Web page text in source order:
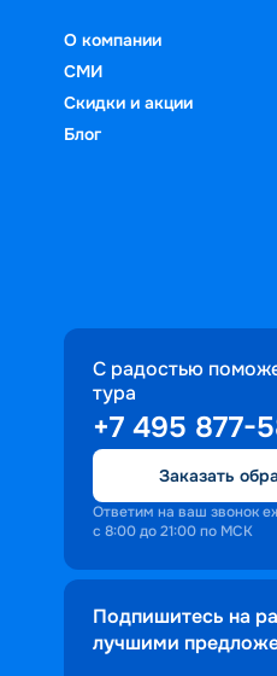
О компании
СМИ
Скидки и акции
Блог
С радостью
тура
+7 495 877-
Заказать
Ответим на ваш звонок
с 8:00 до 21:00 по МСК
Подпишитесь на
лучшими